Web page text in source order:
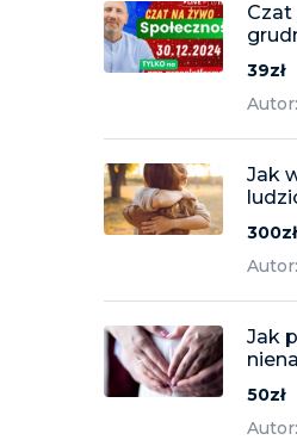
Czat
39zł
Jak
300zł
Jak
50zł